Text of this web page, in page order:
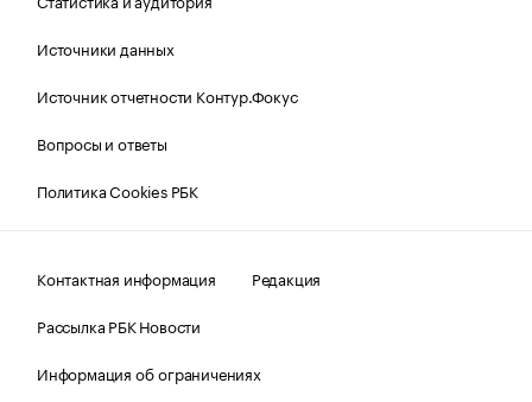
Источники данных
Источник отчетности Контур.Фокус
Вопросы и ответы
Политика Cookies РБК
Контактная информация
Редакция
Рассылка РБК Новости
Информация об ограничениях